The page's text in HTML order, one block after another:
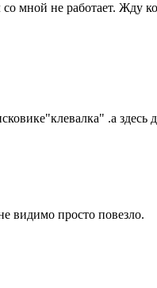
мной не работает.
.а
видимо просто повезло.